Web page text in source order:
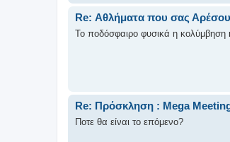
Re: Αθλήματα που σας
Το ποδόσφαιρο φυσικά η κολύμβηση
Re: Πρόσκληση : Mega
Ποτε θα είναι το επόμενο?